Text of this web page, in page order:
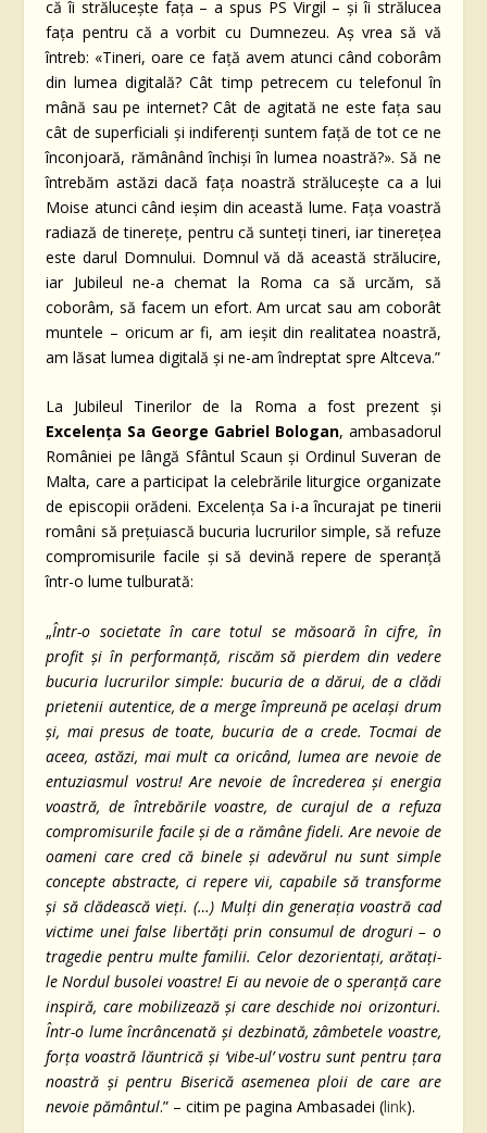
că îi strălucește fața – a spus PS Virgil – și îi strălucea
fața pentru că a vorbit cu Dumnezeu. Aș vrea să vă
întreb: «Tineri, oare ce față avem atunci când coborâm
din lumea digitală? Cât timp petrecem cu telefonul în
mână sau pe internet? Cât de agitată ne este fața sau
cât de superficiali și indiferenți suntem față de tot ce ne
înconjoară, rămânând închiși în lumea noastră?». Să ne
întrebăm astăzi dacă fața noastră strălucește ca a lui
Moise atunci când ieșim din această lume. Fața voastră
radiază de tinerețe, pentru că sunteți tineri, iar tinerețea
este darul Domnului. Domnul vă dă această strălucire,
iar Jubileul ne-a chemat la Roma ca să urcăm, să
coborâm, să facem un efort. Am urcat sau am coborât
muntele – oricum ar fi, am ieșit din realitatea noastră,
am lăsat lumea digitală și ne-am îndreptat spre Altceva.”
La Jubileul Tinerilor de la Roma a fost prezent și
Excelența Sa George Gabriel Bologan, ambasadorul
României pe lângă Sfântul Scaun și Ordinul Suveran de
Malta, care a participat la celebrările liturgice organizate
de episcopii orădeni. Excelența Sa i-a încurajat pe tinerii
români să prețuiască bucuria lucrurilor simple, să refuze
compromisurile facile și să devină repere de speranță
într-o lume tulburată:
„Într-o societate în care totul se măsoară în cifre, în
profit și în performanță, riscăm să pierdem din vedere
bucuria lucrurilor simple: bucuria de a dărui, de a clădi
prietenii autentice, de a merge împreună pe același drum
și, mai presus de toate, bucuria de a crede. Tocmai de
aceea, astăzi, mai mult ca oricând, lumea are nevoie de
entuziasmul vostru! Are nevoie de încrederea și energia
voastră, de întrebările voastre, de curajul de a refuza
compromisurile facile și de a rămâne fideli. Are nevoie de
oameni care cred că binele și adevărul nu sunt simple
concepte abstracte, ci repere vii, capabile să transforme
și să clădească vieți. (…) Mulți din generația voastră cad
victime unei false libertăți prin consumul de droguri – o
tragedie pentru multe familii. Celor dezorientați, arătați-
le Nordul busolei voastre! Ei au nevoie de o speranță care
inspiră, care mobilizează și care deschide noi orizonturi.
Într-o lume încrâncenată și dezbinată, zâmbetele voastre,
forța voastră lăuntrică și ‘vibe-ul’ vostru sunt pentru țara
noastră și pentru Biserică asemenea ploii de care are
nevoie pământul.” – citim pe pagina Ambasadei (link).